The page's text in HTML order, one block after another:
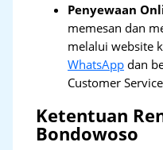
Penyewaan
memesan dan
melalui website
WhatsApp dan
Customer
Ketentuan
Bondowoso